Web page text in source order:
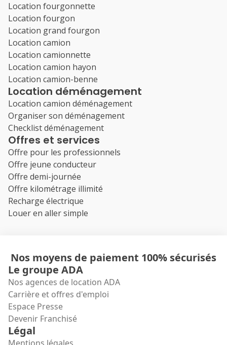
Location fourgonnette
Location fourgon
Location grand fourgon
Location camion
Location camionnette
Location camion hayon
Location camion-benne
Location déménagement
Location camion déménagement
Organiser son déménagement
Checklist déménagement
Offres et services
Offre pour les professionnels
Offre jeune conducteur
Offre demi-journée
Offre kilométrage illimité
Recharge électrique
Louer en aller simple
Nos moyens de paiement 100% sécurisés
Le groupe ADA
Nos agences de location ADA
Carrière et offres d'emploi
Espace Presse
Devenir Franchisé
Légal